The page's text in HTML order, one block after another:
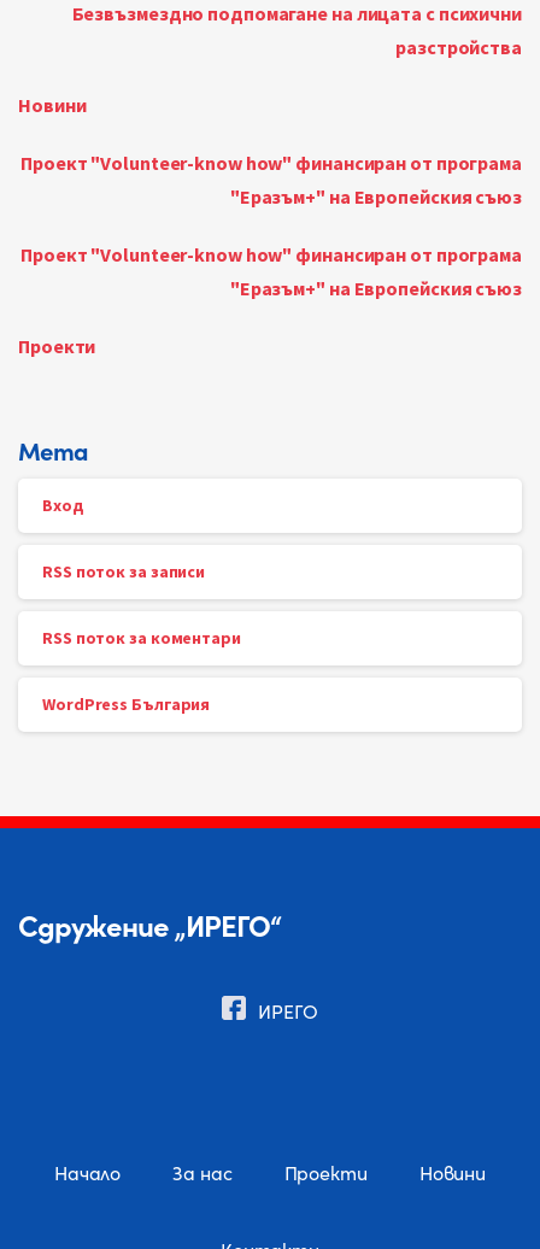
Безвъзмездно подпомагане на лицата с психични
разстройства
Новини
Проект "Volunteer-know how" финансиран от програма
"Еразъм+" на Европейския съюз
Проект "Volunteer-know how" финансиран от програма
"Еразъм+" на Европейския съюз
Проекти
Мета
Вход
RSS поток за записи
RSS поток за коментари
WordPress България
Сдружение „ИРЕГО“
ИРЕГО
Начало За нас Проекти Новини